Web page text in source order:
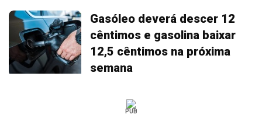
Gasóleo deverá descer 12
cêntimos e gasolina baixar
12,5 cêntimos na próxima
semana
PUB